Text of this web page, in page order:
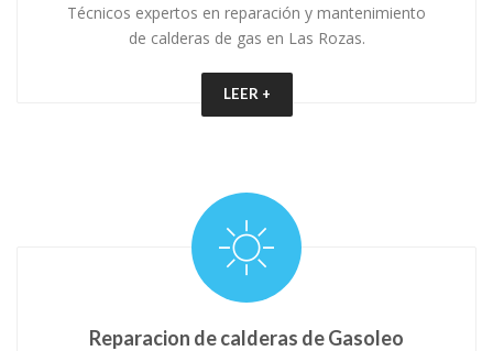
Técnicos expertos en reparación y mantenimiento
de calderas de gas en Las Rozas.
LEER +
Reparacion de calderas de Gasoleo